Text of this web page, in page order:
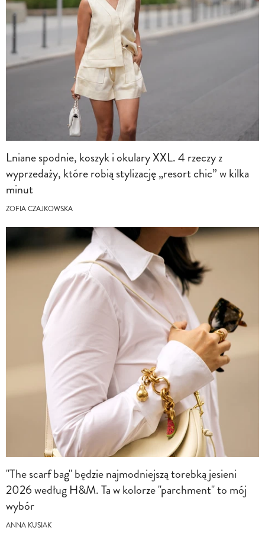
Lniane spodnie, koszyk i okulary XXL. 4 rzeczy z
wyprzedaży, które robią stylizację „resort chic” w kilka
minut
ZOFIA CZAJKOWSKA
"The scarf bag" będzie najmodniejszą torebką jesieni
2026 według H&M. Ta w kolorze "parchment" to mój
wybór
ANNA KUSIAK